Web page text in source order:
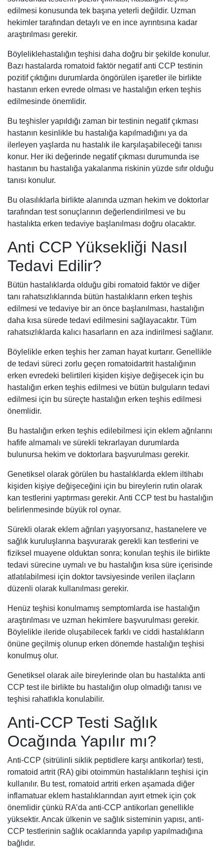
edilmesi konusunda tek başına yeterli değildir. Uzman
hekimler tarafından detaylı ve en ince ayrıntısına kadar
araştırılması gerekir.
Böyleliklehastalığın teşhisi daha doğru bir şekilde konulur.
Bazı hastalarda romatoid faktör negatif anti CCP testinin
pozitif çıktığını durumlarda öngörülen işaretler ile birlikte
hastanın erken evrede olması ve hastalığın erken teşhis
edilmesinde önemlidir.
Bu teşhisler yapıldığı zaman bir testinin negatif çıkması
hastanın kesinlikle bu hastalığa kapılmadığını ya da
ilerleyen yaşlarda nu hastalık ile karşılaşabileceği tanısı
konur. Her iki değerinde negatif çıkması durumunda ise
hastanın bu hastalığa yakalanma riskinin yüzde sıfır olduğu
tanısı konulur.
Bu olasılıklarla birlikte alanında uzman hekim ve doktorlar
tarafından test sonuçlarının değerlendirilmesi ve bu
hastalıkta erken tedaviye başlanılması doğru olacaktır.
Anti CCP Yüksekliği Nasıl
Tedavi Edilir?
Bütün hastalıklarda olduğu gibi romatoid faktör ve diğer
tanı rahatsızlıklarında bütün hastalıkların erken teşhis
edilmesi ve tedaviye bir an önce başlanılması, hastalığın
daha kısa sürede tedavi edilmesini sağlayacaktır. Tüm
rahatsızlıklarda kalıcı hasarların en aza indirilmesi sağlanır.
Böylelikle erken teşhis her zaman hayat kurtarır. Genellikle
de tedavi süreci zorlu geçen romatoidartrit hastalığının
erken evredeki belirtileri kişiden kişiye değişecek için bu
hastalığın erken teşhis edilmesi ve bütün bulguların tedavi
edilmesi için bu süreçte hastalığın erken teşhis edilmesi
önemlidir.
Bu hastalığın erken teşhis edilebilmesi için eklem ağrılarını
hafife almamalı ve sürekli tekrarlayan durumlarda
bulunursa hekim ve doktorlara başvurulması gerekir.
Genetiksel olarak görülen bu hastalıklarda eklem iltihabı
kişiden kişiye değişeceğini için bu bireylerin rutin olarak
kan testlerini yaptırması gerekir. Anti CCP test bu hastalığın
belirlenmesinde büyük rol oynar.
Sürekli olarak eklem ağrıları yaşıyorsanız, hastanelere ve
sağlık kuruluşlarına başvurarak gerekli kan testlerini ve
fiziksel muayene olduktan sonra; konulan teşhis ile birlikte
tedavi sürecine uymalı ve bu hastalığın kısa süre içerisinde
atlatılabilmesi için doktor tavsiyesinde verilen ilaçların
düzenli olarak kullanılması gerekir.
Henüz teşhisi konulmamış semptomlarda ise hastalığın
araştırılması ve uzman hekimlere başvurulması gerekir.
Böylelikle ileride oluşabilecek farklı ve ciddi hastalıkların
önüne geçilmiş olunup erken dönemde hastalığın teşhisi
konulmuş olur.
Genetiksel olarak aile bireylerinde olan bu hastalıkta anti
CCP test ile birlikte bu hastalığın olup olmadığı tanısı ve
teşhisi rahatlıkla konulabilir.
Anti-CCP Testi Sağlık
Ocağında Yapılır mı?
Anti-CCP (sitrülinli siklik peptidlere karşı antikorlar) testi,
romatoid artrit (RA) gibi otoimmün hastalıkların teşhisi için
kullanılır. Bu test, romatoid artriti erken aşamada diğer
inflamatuar eklem hastalıklarından ayırt etmek için çok
önemlidir çünkü RA’da anti-CCP antikorları genellikle
yüksektir. Ancak ülkenin ve sağlık sisteminin yapısı, anti-
CCP testlerinin sağlık ocaklarında yapılıp yapılmadığına
bağlıdır.